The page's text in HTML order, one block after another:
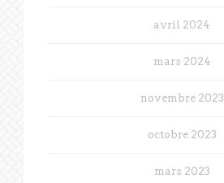
avril 2024
mars 2024
novembre 2023
octobre 2023
mars 2023